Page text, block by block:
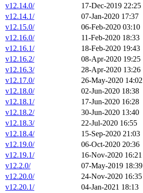
v12.14.0/ 17-Dec-2019 22:25
v12.14.1/
07-Jan-2020 17:37
v12.15.0/
06-Feb-2020 03:10
v12.16.0/
11-Feb-2020 18:33
v12.16.1/
18-Feb-2020 19:43
v12.16.2/
08-Apr-2020 19:25
v12.16.3/
28-Apr-2020 13:26
v12.17.0/
26-May-2020 14:02
v12.18.0/
02-Jun-2020 18:38
v12.18.1/
17-Jun-2020 16:28
v12.18.2/
30-Jun-2020 13:40
v12.18.3/
22-Jul-2020 16:55
v12.18.4/
15-Sep-2020 21:03
v12.19.0/
06-Oct-2020 20:36
v12.19.1/
16-Nov-2020 16:21
v12.2.0/
07-May-2019 18:39
v12.20.0/
24-Nov-2020 16:35
v12.20.1/
04-Jan-2021 18:13